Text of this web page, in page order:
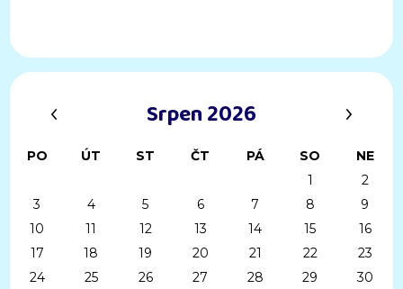
Srpen 2026
PO ÚT ST ČT PÁ SO
NE
1
2
3
4 5 6 7 8
9
10
11 12 13 14 15
16
17
18 19 20 21 22
23
24
25 26 27 28 29
30